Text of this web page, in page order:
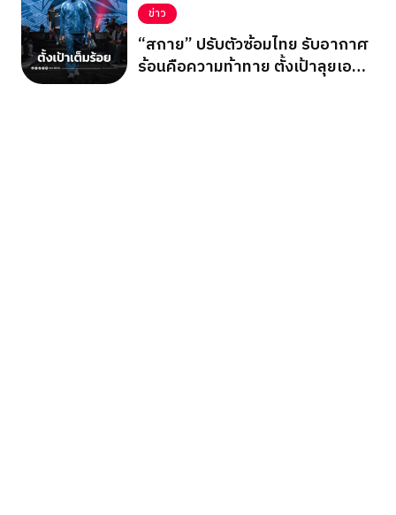
ข่าว
“สกาย” ปรับตัวซ้อมไทย รับอากาศ
ร้อนคือความท้าทาย ตั้งเป้าลุยเอ